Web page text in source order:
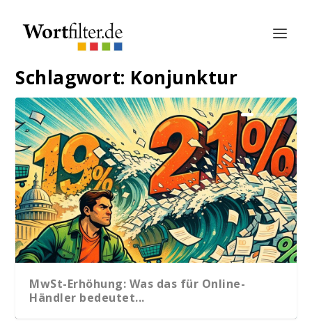
Schlagwort: Konjunktur
MwSt-Erhöhung: Was das für Online-
Händler bedeutet...